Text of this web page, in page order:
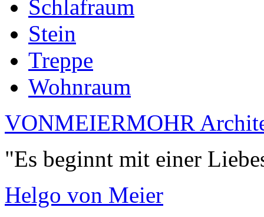
Schlafraum
Stein
Treppe
Wohnraum
VONMEIERMOHR
"Es beginnt mit einer
Helgo von Meier